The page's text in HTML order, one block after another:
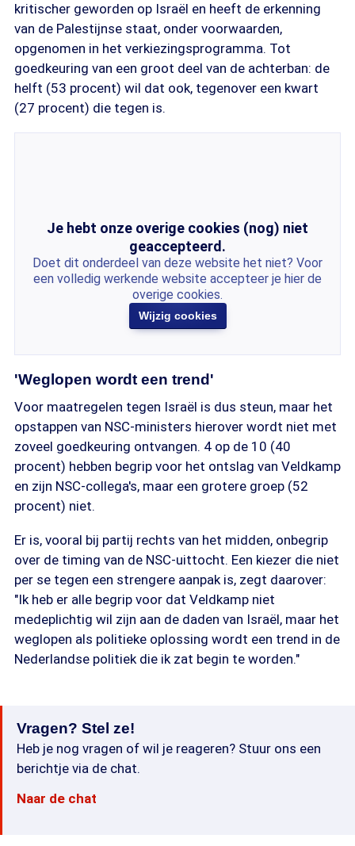
kritischer geworden op Israël en heeft de erkenning
van de Palestijnse staat, onder voorwaarden,
opgenomen in het verkiezingsprogramma. Tot
goedkeuring van een groot deel van de achterban: de
helft (53 procent) wil dat ook, tegenover een kwart
(27 procent) die tegen is.
Je hebt onze overige cookies (nog) niet
geaccepteerd.
Doet dit onderdeel van deze website het niet? Voor
een volledig werkende website accepteer je hier de
overige cookies.
Wijzig cookies
'Weglopen wordt een trend'
Voor maatregelen tegen Israël is dus steun, maar het
opstappen van NSC-ministers hierover wordt niet met
zoveel goedkeuring ontvangen. 4 op de 10 (40
procent) hebben begrip voor het ontslag van Veldkamp
en zijn NSC-collega's, maar een grotere groep (52
procent) niet.
Er is, vooral bij partij rechts van het midden, onbegrip
over de timing van de NSC-uittocht. Een kiezer die niet
per se tegen een strengere aanpak is, zegt daarover:
"Ik heb er alle begrip voor dat Veldkamp niet
medeplichtig wil zijn aan de daden van Israël, maar het
weglopen als politieke oplossing wordt een trend in de
Nederlandse politiek die ik zat begin te worden."
Vragen? Stel ze!
Heb je nog vragen of wil je reageren? Stuur ons een
berichtje via de chat.
Naar de chat